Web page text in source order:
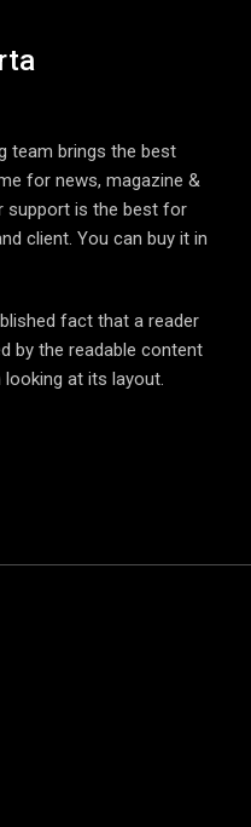
team brings the best
for news, magazine &
support is the best for
client. You can buy it in
fact that a reader
by the readable content
at its layout.